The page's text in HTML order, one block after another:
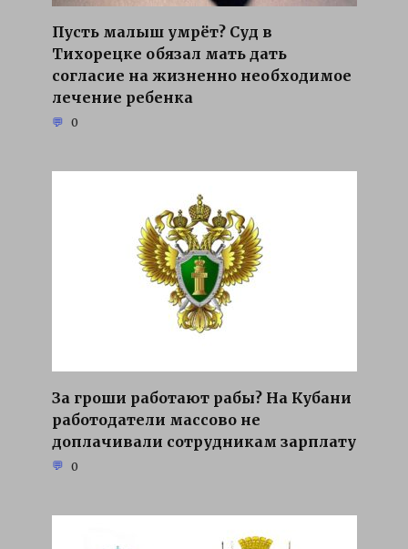
Пусть малыш умрёт? Суд в
Тихорецке обязал мать дать
согласие на жизненно необходимое
лечение ребенка
0
За гроши работают рабы? На Кубани
работодатели массово не
доплачивали сотрудникам зарплату
0